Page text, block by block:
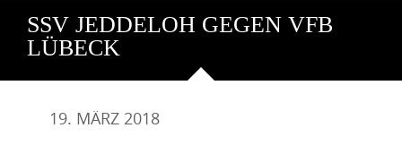
SSV JEDDELOH GEGEN VFB
LÜBECK
19. MÄRZ 2018